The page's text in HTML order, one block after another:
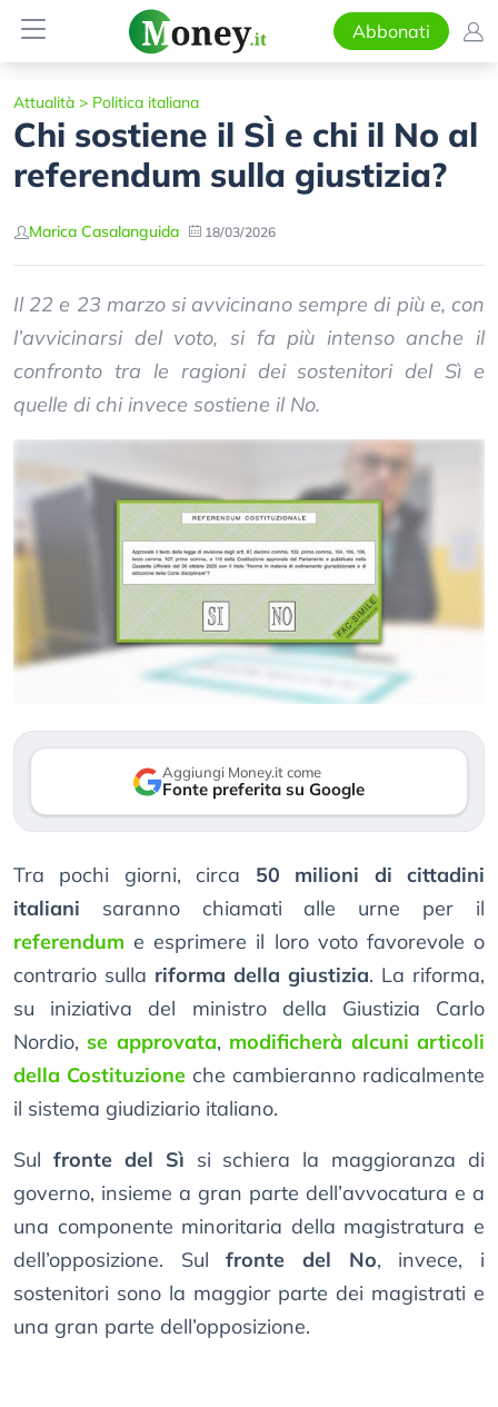
Abbonati
Attualità > Politica italiana
Chi sostiene il SÌ e chi il No al
referendum sulla giustizia?
Marica Casalanguida 18/03/2026
Il 22 e 23 marzo si avvicinano sempre di più e, con
l’avvicinarsi del voto, si fa più intenso anche il
confronto tra le ragioni dei sostenitori del Sì e
quelle di chi invece sostiene il No.
Aggiungi Money.it come
Fonte preferita su Google
Tra pochi giorni, circa 50 milioni di cittadini
italiani saranno chiamati alle urne per il
referendum e esprimere il loro voto favorevole o
contrario sulla riforma della giustizia. La riforma,
su iniziativa del ministro della Giustizia Carlo
Nordio, se approvata, modificherà alcuni articoli
della Costituzione che cambieranno radicalmente
il sistema giudiziario italiano.
Sul fronte del Sì si schiera la maggioranza di
governo, insieme a gran parte dell’avvocatura e a
una componente minoritaria della magistratura e
dell’opposizione. Sulfronte del No, invece, i
sostenitori sono la maggior parte dei magistrati e
una gran parte dell’opposizione.